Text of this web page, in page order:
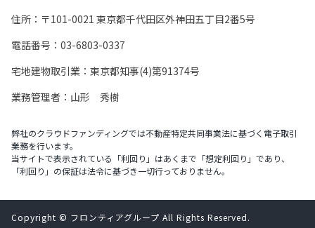
住所：〒101-0021 東京都千代田区外神田五丁目2番5号
電話番号：03-6803-0337
宅地建物取引業：東京都知事(4)第91374号
業務管理者：山形 秀樹
弊社のクラウドファンディングでは不動産特定共同事業法に基づく電子取引
業務を行います。
当サイトで表示されている「利回り」はあくまで「想定利回り」であり、
「利回り」の保証は法令に基づき一切行っておりません。
Copyright © フロンティアグループ All Rights Reserved.